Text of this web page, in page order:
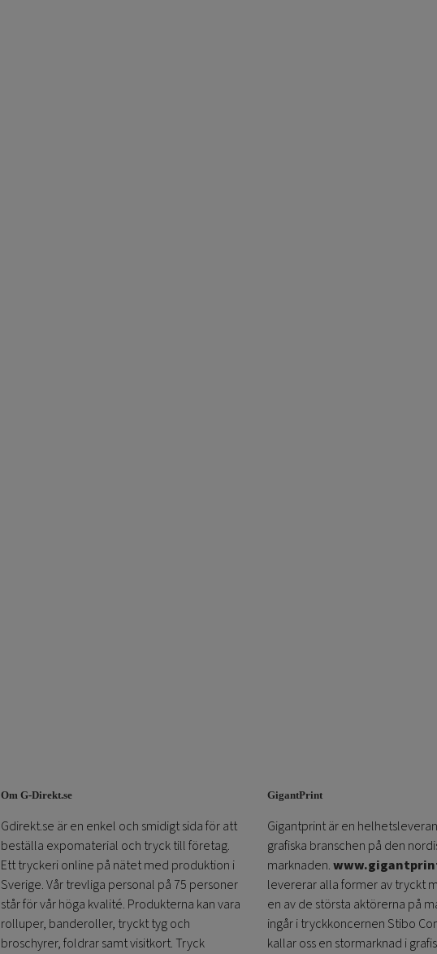
Om G-Direkt.se
Gdirekt.se är en enkel och smidigt sida för att
beställa expomaterial och tryck till företag.
Ett tryckeri online på nätet med produktion i
Sverige. Vår trevliga personal på 75 personer
står för vår höga kvalité. Produkterna kan vara
rolluper, banderoller, tryckt tyg och
broschyrer, foldrar samt visitkort. Tryck
GigantPrint
Gigantprint är en
grafiska branschen på den
marknaden.
levererar alla former av tryckt
en av de största aktörerna på
ingår i tryckkoncernen Stibo
kallar oss en stormarknad i